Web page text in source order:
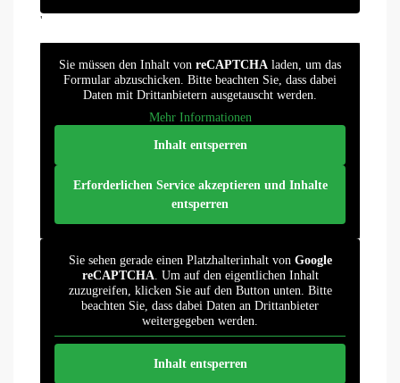
'
Sie müssen den Inhalt von reCAPTCHA laden, um das
Formular abzuschicken. Bitte beachten Sie, dass dabei
Daten mit Drittanbietern ausgetauscht werden.
Mehr Informationen
Inhalt entsperren
Erforderlichen Service akzeptieren und Inhalte
entsperren
Sie sehen gerade einen Platzhalterinhalt von Google
reCAPTCHA. Um auf den eigentlichen Inhalt
zuzugreifen, klicken Sie auf den Button unten. Bitte
beachten Sie, dass dabei Daten an Drittanbieter
weitergegeben werden.
Inhalt entsperren